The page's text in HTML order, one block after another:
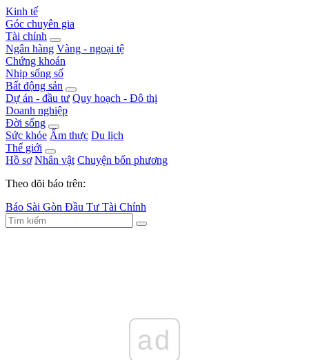
Kinh tế
Góc chuyên gia
Tài chính
Ngân hàng Vàng - ngoại tệ
Chứng khoán
Nhịp sống số
Bất động sản
Dự án - đầu tư Quy hoạch - Đô thị
Doanh nghiệp
Đời sống
Sức khỏe Ẩm thực Du lịch
Thế giới
Hồ sơ Nhân vật Chuyện bốn phương
Theo dõi báo trên:
Báo Sài Gòn Đầu Tư Tài Chính
ad